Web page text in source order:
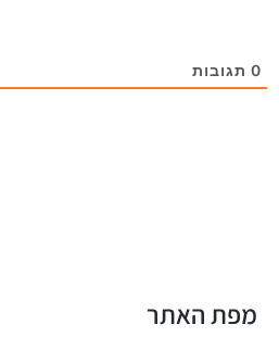
0תגובות
מפת האתר